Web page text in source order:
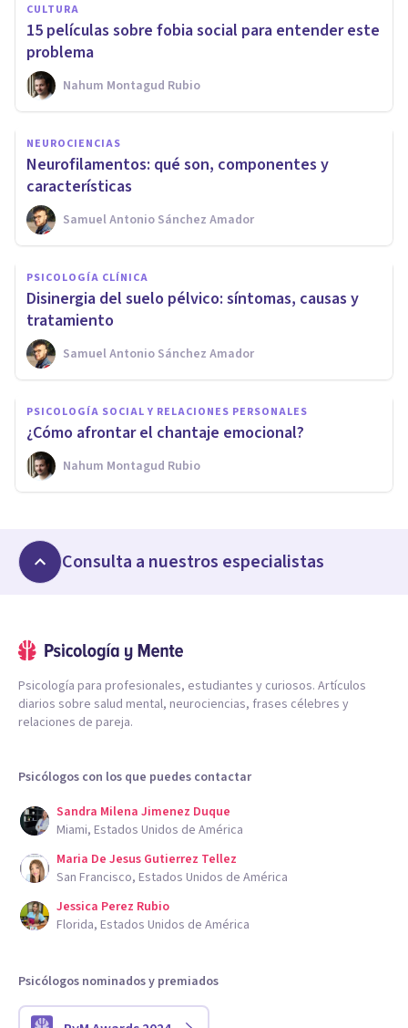
CULTURA
15 películas sobre fobia social para entender este
problema
Nahum Montagud Rubio
NEUROCIENCIAS
Neurofilamentos: qué son, componentes y
características
Samuel Antonio Sánchez Amador
PSICOLOGÍA CLÍNICA
Disinergia del suelo pélvico: síntomas, causas y
tratamiento
Samuel Antonio Sánchez Amador
PSICOLOGÍA SOCIAL Y RELACIONES PERSONALES
¿Cómo afrontar el chantaje emocional?
Nahum Montagud Rubio
Consulta a nuestros especialistas
Psicología para profesionales, estudiantes y curiosos. Artículos
diarios sobre salud mental, neurociencias, frases célebres y
relaciones de pareja.
Psicólogos con los que puedes contactar
Sandra Milena Jimenez Duque
Miami, Estados Unidos de América
Maria De Jesus Gutierrez Tellez
San Francisco, Estados Unidos de América
Jessica Perez Rubio
Florida, Estados Unidos de América
Psicólogos nominados y premiados